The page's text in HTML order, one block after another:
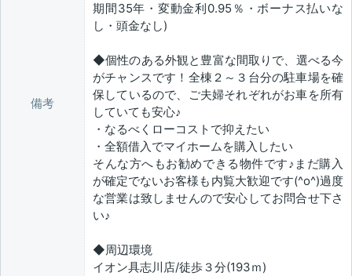
備考
期間35年・変動金利0.95％・ボーナス払いな
し・頭金なし)
◆個性のある外観と豊富な間取りで、選べる今
がチャンスです！全棟２～３台分の駐車場を確
保しているので、ご夫婦それぞれがお車を所有
していても安心♪
・なるべくローコストで抑えたい
・全額借入でマイホームを購入したい
そんな方へもお勧めできる物件です♪まだ購入
が確定でないお客様も内覧大歓迎です(^o^)過度
な営業は致しませんので安心してお問合せ下さ
い♪
◆周辺環境
イオン具志川店/徒歩３分(193ｍ)